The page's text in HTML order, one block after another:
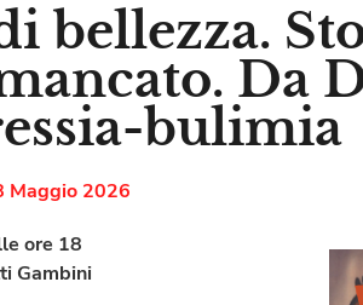
bellezza.
Da
bulimia
Maggio 2026
ore 18
Gambini